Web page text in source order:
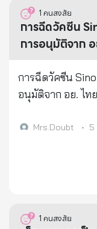
1 คนสงสัย
การฉีดวัคซีน
การอนุมัติจาก อ
การฉีดวัคซีน Sinopharm ให้กับเด็ก ยังไม่ผ่านการ
Mrs.Doubt • 5
1 คนสงสัย